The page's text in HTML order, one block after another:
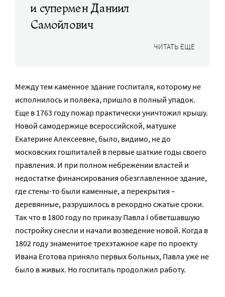
и супермен Даниил
Самойлович
ЧИТАТЬ ЕЩЕ
Между тем каменное здание госпиталя, которому не
исполнилось и полвека, пришло в полный упадок.
Еще в 1763 году пожар практически уничтожил крышу.
Новой самодержице всероссийской, матушке
Екатерине Алексеевне, было, видимо, не до
московских гошпиталей в первые шаткие годы своего
правления. И при полном небрежении властей и
недостатке финансирования обезглавленное здание,
где стены-то были каменные, а перекрытия –
деревянные, разрушилось в рекордно сжатые сроки.
Так что в 1800 году по приказу Павла I обветшавшую
постройку снесли и начали возведение новой. Когда в
1802 году знаменитое трехэтажное каре по проекту
Ивана Еготова приняло первых больных, Павла уже не
было в живых. Но госпиталь продолжил работу.